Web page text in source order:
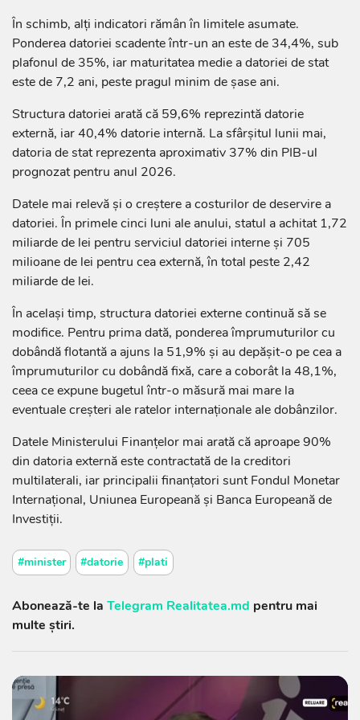
În schimb, alți indicatori rămân în limitele asumate.
Ponderea datoriei scadente într-un an este de 34,4%, sub
plafonul de 35%, iar maturitatea medie a datoriei de stat
este de 7,2 ani, peste pragul minim de șase ani.
Structura datoriei arată că 59,6% reprezintă datorie
externă, iar 40,4% datorie internă. La sfârșitul lunii mai,
datoria de stat reprezenta aproximativ 37% din PIB-ul
prognozat pentru anul 2026.
Datele mai relevă și o creștere a costurilor de deservire a
datoriei. În primele cinci luni ale anului, statul a achitat 1,72
miliarde de lei pentru serviciul datoriei interne și 705
milioane de lei pentru cea externă, în total peste 2,42
miliarde de lei.
În același timp, structura datoriei externe continuă să se
modifice. Pentru prima dată, ponderea împrumuturilor cu
dobândă flotantă a ajuns la 51,9% și au depășit-o pe cea a
împrumuturilor cu dobândă fixă, care a coborât la 48,1%,
ceea ce expune bugetul într-o măsură mai mare la
eventuale creșteri ale ratelor internaționale ale dobânzilor.
Datele Ministerului Finanțelor mai arată că aproape 90%
din datoria externă este contractată de la creditori
multilaterali, iar principalii finanțatori sunt Fondul Monetar
Internațional, Uniunea Europeană și Banca Europeană de
Investiții.
#minister #datorie #plati
Abonează-te la Telegram Realitatea.md pentru mai
multe știri.